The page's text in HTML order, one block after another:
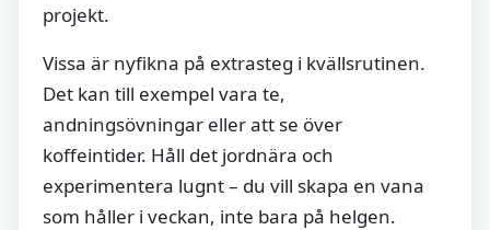
projekt.
Vissa är nyfikna på extrasteg i kvällsrutinen.
Det kan till exempel vara te,
andningsövningar eller att se över
koffeintider. Håll det jordnära och
experimentera lugnt – du vill skapa en vana
som håller i veckan, inte bara på helgen.